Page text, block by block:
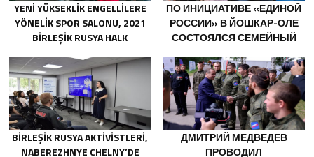
YENI YÜKSEKLIK ENGELLILERE
YÖNELIK SPOR SALONU, 2021
BIRLEŞIK RUSYA HALK
SARATOV’DA AÇILDI
ПО ИНИЦИАТИВЕ «ЕДИНОЙ
РОССИИ» В ЙОШКАР-ОЛЕ
СОСТОЯЛСЯ СЕМЕЙНЫЙ
BIRLEŞIK RUSYA AKTIVISTLERI,
NABEREZHNYE CHELNY’DE
ДМИТРИЙ МЕДВЕДЕВ
ПРОВОДИЛ